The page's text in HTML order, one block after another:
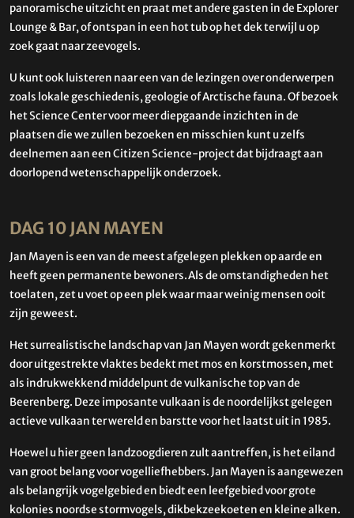
panoramische uitzicht en praat met andere gasten in de Explorer
Lounge & Bar, of ontspan in een hot tub op het dek terwijl u op
zoek gaat naar zeevogels.
U kunt ook luisteren naar een van de lezingen over onderwerpen
zoals lokale geschiedenis, geologie of Arctische fauna. Of bezoek
het Science Center voor meer diepgaande inzichten in de
plaatsen die we zullen bezoeken en misschien kunt u zelfs
deelnemen aan een Citizen Science-project dat bijdraagt ​​aan
doorlopend wetenschappelijk onderzoek.
DAG 10 JAN MAYEN
Jan Mayen is een van de meest afgelegen plekken op aarde en
heeft geen permanente bewoners.Als de omstandigheden het
toelaten, zet u voet op een plek waar maar weinig mensen ooit
zijn geweest.
Het surrealistische landschap van Jan Mayen wordt gekenmerkt
door uitgestrekte vlaktes bedekt met mos en korstmossen, met
als indrukwekkend middelpunt de vulkanische top van de
Beerenberg. Deze imposante vulkaan is de noordelijkst gelegen
actieve vulkaan ter wereld en barstte voor het laatst uit in 1985.
Hoewel u hier geen landzoogdieren zult aantreffen, is het eiland
van groot belang voor vogelliefhebbers. Jan Mayen is aangewezen
als belangrijk vogelgebied en biedt een leefgebied voor grote
kolonies noordse stormvogels, dikbekzeekoeten en kleine alken.